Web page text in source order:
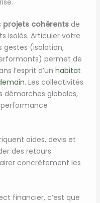
projets cohérentsde
isolés. Articuler votre
gestes (isolation,
permet de
l’esprit d’un habitat
. Les collectivités
globales,
aides, devis et
des retours
concrètement les
financier, c’est que